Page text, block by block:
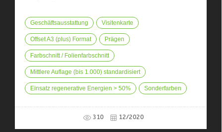
Geschäftsausstattung Visitenkarte
Offset A3 (plus) Format Prägen
Farbschnitt / Folienfarbschnitt
Mittlere Auflage (bis 1.000) standardisiert
Einsatz regenerative Energien > 50% Sonderfarben
310 12/2020